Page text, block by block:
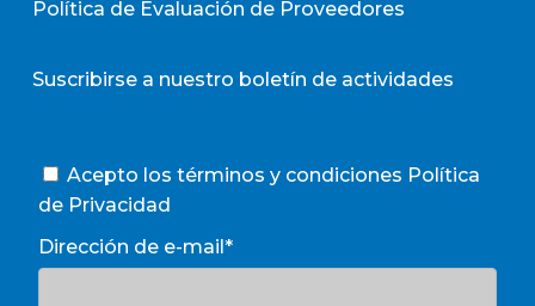
Política de Evaluación de Proveedores
Suscribirse a nuestro boletín de actividades
Acepto los términos y condiciones Política
de Privacidad
Dirección de e-mail*